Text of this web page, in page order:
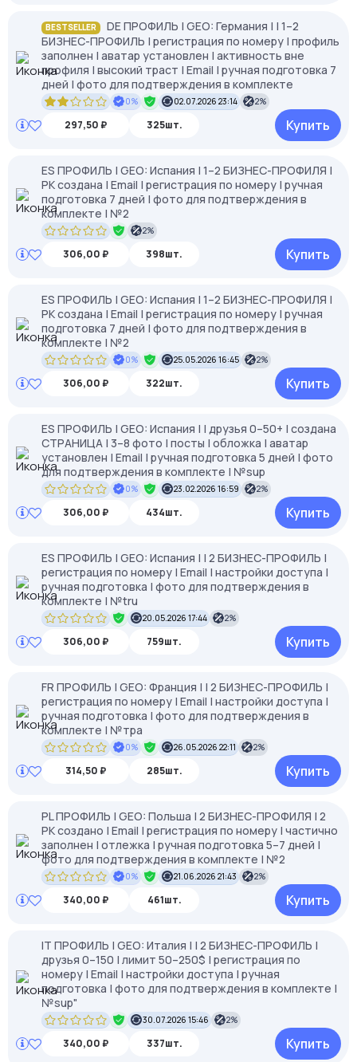
BESTSELLER
DE ПРОФИЛЬ | GEO: Германия | | 1–2
БИЗНЕС-ПРОФИЛЬ | регистрация по номеру | профиль
заполнен | аватар установлен | активность вне
профиля | высокий траст | Email | ручная подготовка 7
дней | фото для подтверждения в комплекте
0% 02.07.2026 23:14 2%
297,50 ₽ 325шт. Купить
ES ПРОФИЛЬ | GEO: Испания | 1–2 БИЗНЕС-ПРОФИЛЯ |
РК создана | Email | регистрация по номеру | ручная
подготовка 7 дней | фото для подтверждения в
комплекте | №2
2%
306,00 ₽ 398шт. Купить
ES ПРОФИЛЬ | GEO: Испания | 1–2 БИЗНЕС-ПРОФИЛЯ |
РК создана | Email | регистрация по номеру | ручная
подготовка 7 дней | фото для подтверждения в
комплекте | №2
0% 25.05.2026 16:45 2%
306,00 ₽ 322шт. Купить
ES ПРОФИЛЬ | GEO: Испания | | друзья 0–50+ | создана
СТРАНИЦА | 3–8 фото | посты | обложка | аватар
установлен | Email | ручная подготовка 5 дней | фото
для подтверждения в комплекте | №sup
0% 23.02.2026 16:59 2%
306,00 ₽ 434шт. Купить
ES ПРОФИЛЬ | GEO: Испания | | 2 БИЗНЕС-ПРОФИЛЬ |
регистрация по номеру | Email | настройки доступа |
ручная подготовка | фото для подтверждения в
комплекте | №tru
20.05.2026 17:44 2%
306,00 ₽ 759шт. Купить
FR ПРОФИЛЬ | GEO: Франция | | 2 БИЗНЕС-ПРОФИЛЬ |
регистрация по номеру | Email | настройки доступа |
ручная подготовка | фото для подтверждения в
комплекте | №тра
0% 26.05.2026 22:11 2%
314,50 ₽ 285шт. Купить
PL ПРОФИЛЬ | GEO: Польша | 2 БИЗНЕС-ПРОФИЛЯ | 2
РК создано | Email | регистрация по номеру | частично
заполнен | отлежка | ручная подготовка 5–7 дней |
фото для подтверждения в комплекте | №2
0% 21.06.2026 21:43 2%
340,00 ₽ 461шт. Купить
IT ПРОФИЛЬ | GEO: Италия | | 2 БИЗНЕС-ПРОФИЛЬ |
друзья 0–150 | лимит 50–250$ | регистрация по
номеру | Email | настройки доступа | ручная
подготовка | фото для подтверждения в комплекте |
№sup"
30.07.2026 15:46 2%
340,00 ₽ 337шт. Купить